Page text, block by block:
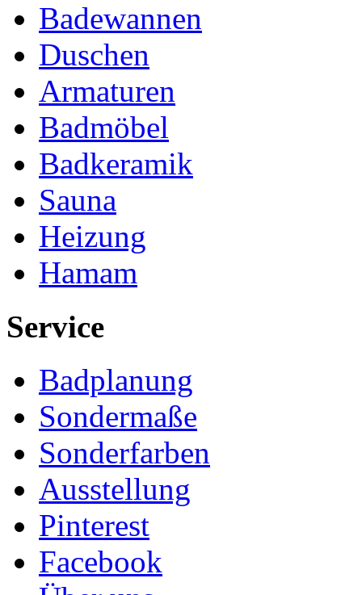
Badewannen
Duschen
Armaturen
Badmöbel
Badkeramik
Sauna
Heizung
Hamam
Service
Badplanung
Sondermaße
Sonderfarben
Ausstellung
Pinterest
Facebook